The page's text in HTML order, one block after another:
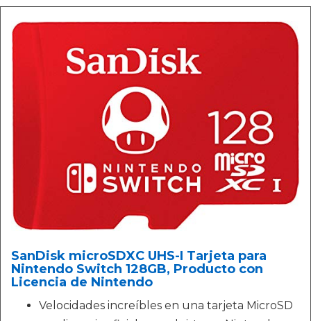
SanDisk microSDXC UHS-I Tarjeta para
Nintendo Switch 128GB, Producto con
Licencia de Nintendo
Velocidades increíbles en una tarjeta MicroSD